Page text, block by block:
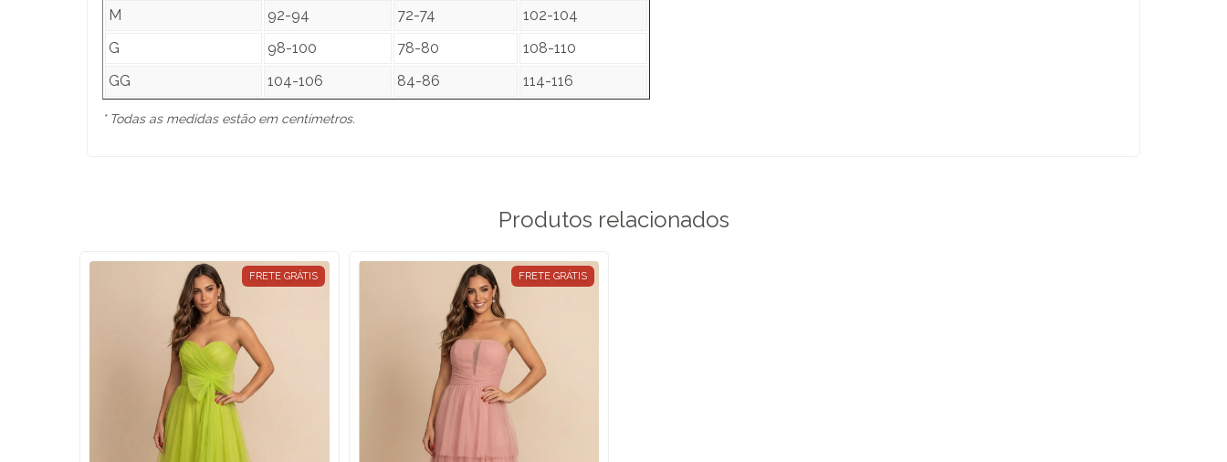
M
92-94 72-74
102-104
G
98-100 78-80
108-110
GG
104-106 84-86 114-116
* Todas as medidas estão em centímetros.
Produtos relacionados
FRETE GRÁTIS FRETE GRÁTIS